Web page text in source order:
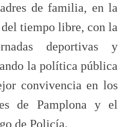
de familia, en la
tiempo libre, con la
deportivas y
la política pública
convivencia en los
de Pamplona y el
de Policía.​